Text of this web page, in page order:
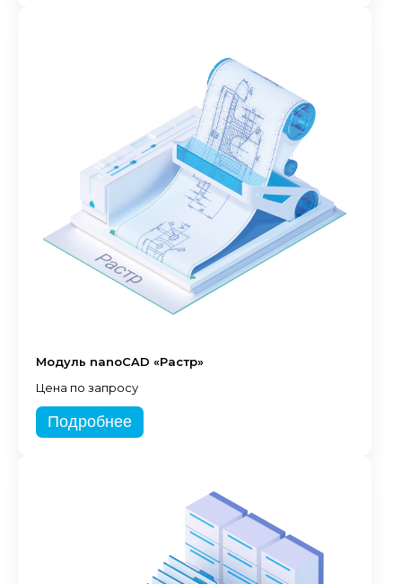
Модуль nanoCAD «Растр»
Цена по запросу
Подробнее